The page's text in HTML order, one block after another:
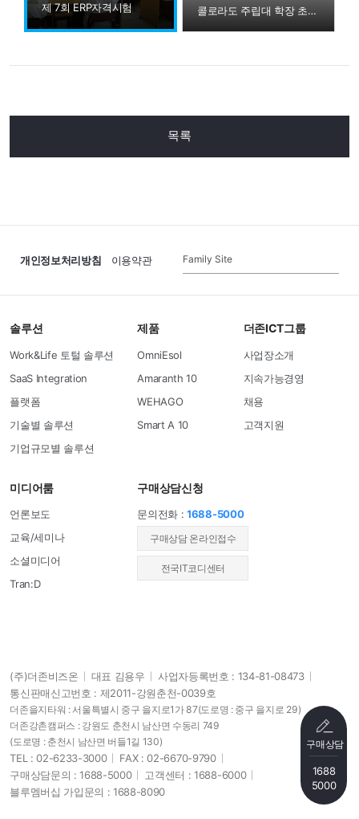
제 7회 ERP자격시험 콜로라도 주립대 학장 초청 더존 IT그룹 탐방
목록
구매상담
1688
5000
개인정보처리방침 이용약관 Family Site
솔루션
Work&Life 토털 솔루션
SaaS Integration
플랫폼
기술별 솔루션
기업규모별 솔루션
제품
OmniEsol
Amaranth 10
WEHAGO
Smart A 10
더존ICT그룹
사업장소개
지속가능경영
채용
고객지원
미디어룸
언론보도
교육/세미나
소셜미디어
Tran:D
구매상담신청
문의전화 :1688-5000
​구매상담 온라인접수
전국IT코디센터
(주)더존비즈온 대표 김용우
사업자등록번호 : 134-81-08473
통신판매신고번호 : 제2011-강원춘천-0039호
더존을지타워 : 서울특별시 중구 을지로1가 87(도로명 : 중구 을지로 29)
더존강촌캠퍼스 : 강원도 춘천시 남산면 수동리 749
(도로명 : 춘천시 남산면 버들1길 130)
TEL : 02-6233-3000
FAX : 02-6670-9790
구매상담문의 : 1688-5000
고객센터 : 1688-6000
블루멤버십 가입문의 : 1688-8090